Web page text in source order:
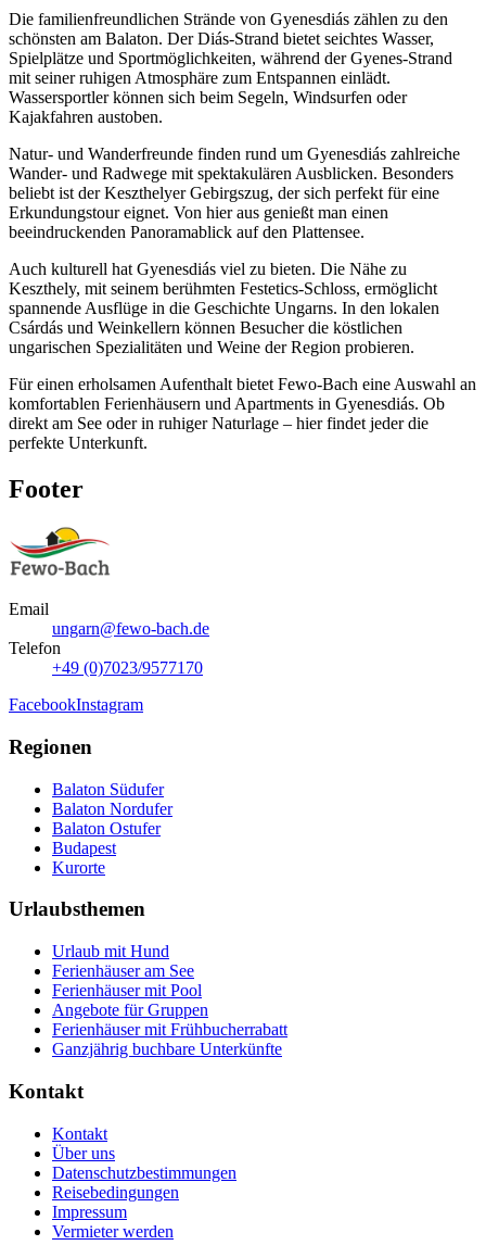
Die familienfreundlichen Strände von Gyenesdiás zählen zu den
schönsten am Balaton. Der Diás-Strand bietet seichtes Wasser,
Spielplätze und Sportmöglichkeiten, während der Gyenes-Strand
mit seiner ruhigen Atmosphäre zum Entspannen einlädt.
Wassersportler können sich beim Segeln, Windsurfen oder
Kajakfahren austoben.
Natur- und Wanderfreunde finden rund um Gyenesdiás zahlreiche
Wander- und Radwege mit spektakulären Ausblicken. Besonders
beliebt ist der Keszthelyer Gebirgszug, der sich perfekt für eine
Erkundungstour eignet. Von hier aus genießt man einen
beeindruckenden Panoramablick auf den Plattensee.
Auch kulturell hat Gyenesdiás viel zu bieten. Die Nähe zu
Keszthely, mit seinem berühmten Festetics-Schloss, ermöglicht
spannende Ausflüge in die Geschichte Ungarns. In den lokalen
Csárdás und Weinkellern können Besucher die köstlichen
ungarischen Spezialitäten und Weine der Region probieren.
Für einen erholsamen Aufenthalt bietet Fewo-Bach eine Auswahl an
komfortablen Ferienhäusern und Apartments in Gyenesdiás. Ob
direkt am See oder in ruhiger Naturlage – hier findet jeder die
perfekte Unterkunft.
Footer
Email
ungarn@fewo-bach.de
Telefon
+49 (0)7023/9577170
FacebookInstagram
Regionen
Balaton Südufer
Balaton Nordufer
Balaton Ostufer
Budapest
Kurorte
Urlaubsthemen
Urlaub mit Hund
Ferienhäuser am See
Ferienhäuser mit Pool
Angebote für Gruppen
Ferienhäuser mit Frühbucherrabatt
Ganzjährig buchbare Unterkünfte
Kontakt
Kontakt
Über uns
Datenschutzbestimmungen
Reisebedingungen
Impressum
Vermieter werden